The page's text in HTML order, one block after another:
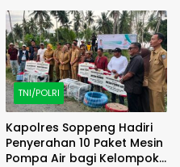
TNI/POLRI
Kapolres Soppeng Hadiri
Penyerahan 10 Paket Mesin
Pompa Air bagi Kelompok